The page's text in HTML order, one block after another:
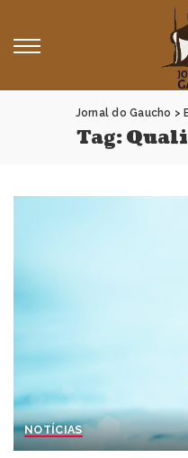
Jornal do Gaucho >
Tag:
NOTÍCIAS